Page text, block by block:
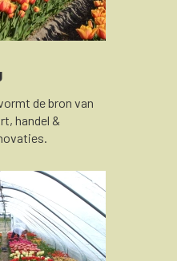
de bron van
handel &